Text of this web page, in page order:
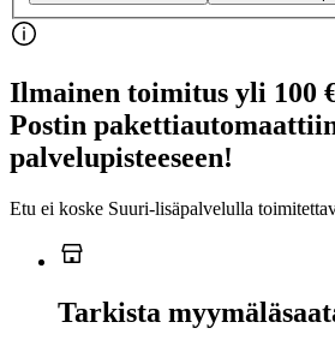
Ilmainen toimitus yli 100
Postin
palvelupisteeseen!
Etu ei koske Suuri‑lisäpalvelulla
Tarkista